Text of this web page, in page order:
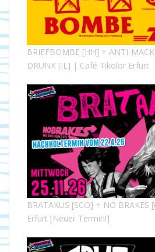
BRIEFBOMBE [HH] + ANTI-
DRUNK [IL] | Café Tikolor Erfurt
BRATAKUS [SCO] + NO
Erfurt [Neuer Termin!]